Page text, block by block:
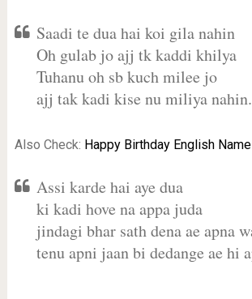
Saadi te dua hai koi gila nahin
Oh gulab jo ajj tk kaddi khilya
Tuhanu oh sb kuch milee jo
ajj tak kadi kise nu miliya nahin.
Also Check: Happy Birthday English Name
Assi karde hai aye dua
ki kadi hove na appa juda
jindagi bhar sath dena ae apna
tenu apni jaan bi dedange ae hi